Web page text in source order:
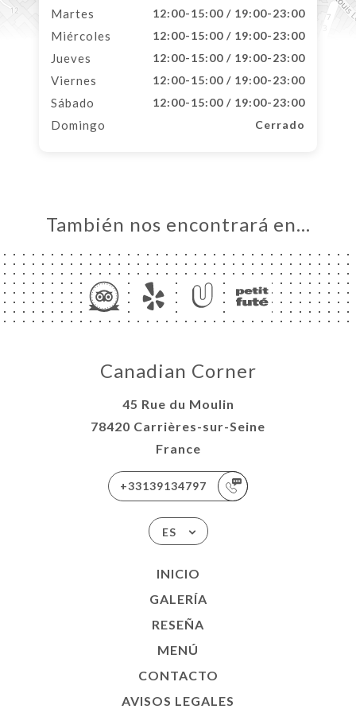
Martes 12:00-15:00 / 19:00-23:00
Miércoles 12:00-15:00 / 19:00-23:00
Jueves 12:00-15:00 / 19:00-23:00
Viernes 12:00-15:00 / 19:00-23:00
Sábado 12:00-15:00 / 19:00-23:00
Domingo Cerrado
También nos encontrará en…
Canadian Corner
45 Rue du Moulin
78420 Carrières-sur-Seine
France
+33139134797
ES
INICIO
GALERÍA
RESEÑA
MENÚ
CONTACTO
AVISOS LEGALES